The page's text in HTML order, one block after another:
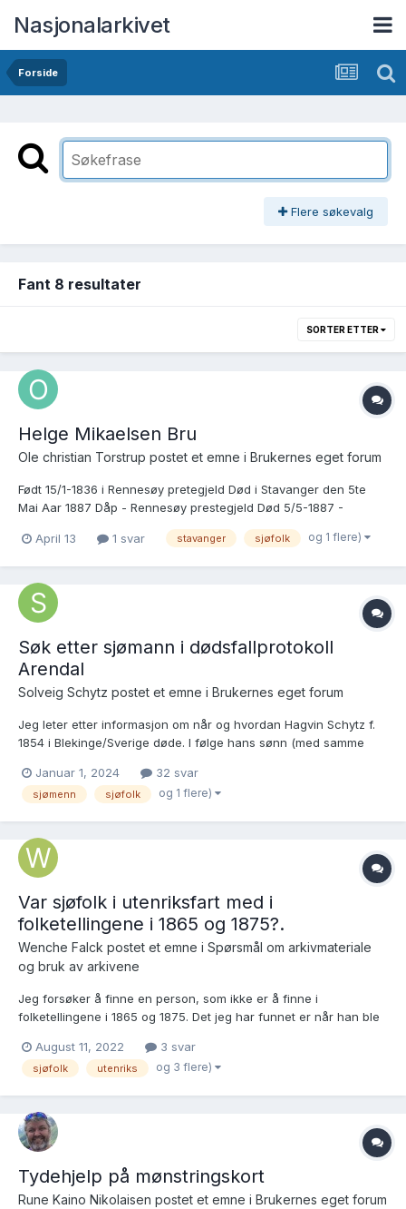
Nasjonalarkivet
Forside
Flere søkevalg
Fant 8 resultater
SORTER ETTER
Helge Mikaelsen Bru
Ole christian Torstrup postet et emne i Brukernes eget forum
Født 15/1-1836 i Rennesøy pretegjeld Død i Stavanger den 5te
Mai Aar 1887 Dåp - Rennesøy prestegjeld Død 5/5-1887 -
Rennesøy. B. 1-3 3. B. 1-3 3 : Gard og ætt omtaler han under
April 13 1 svar stavanger sjøfolk og 1 flere)
Søk etter sjømann i dødsfallprotokoll
Arendal
Solveig Schytz postet et emne i Brukernes eget forum
Jeg leter etter informasjon om når og hvordan Hagvin Schytz f.
1854 i Blekinge/Sverige døde. I følge hans sønn (med samme
biografien i boka «Næringslivets menn i Norden». Jeg har lett i
kirkebøker og dødsfallprotokoller...
Januar 1, 2024 32 svar
sjømenn sjøfolk og 1 flere)
Var sjøfolk i utenriksfart med i
folketellingene i 1865 og 1875?.
Wenche Falck postet et emne i Spørsmål om arkivmateriale
og bruk av arkivene
Jeg forsøker å finne en person, som ikke er å finne i
folketellingene i 1865 og 1875. Det jeg har funnet er når han ble
dåp i 1862. Han het Simen Simensen og var nevø av en av mine
3.tippoldemødre og kom fra en husmannsplass s...
August 11, 2022 3 svar
sjøfolk utenriks og 3 flere)
Tydehjelp på mønstringskort
Rune Kaino Nikolaisen postet et emne i Brukernes eget forum